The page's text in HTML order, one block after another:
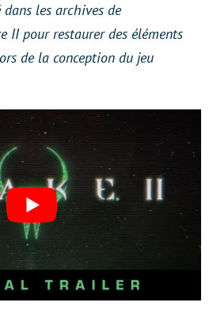
dans les archives de
II pour restaurer des éléments
de la conception du jeu